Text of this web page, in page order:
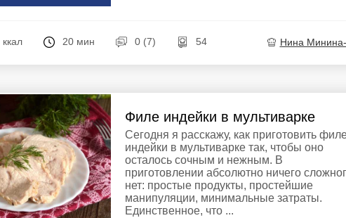
20 мин 0 (7) 54 Нина
Филе индейки в мультиварке
Сегодня я расскажу, как приготовить
индейки в мультиварке так, чтобы оно
осталось сочным и нежным. В
приготовлении абсолютно ничего
нет: простые продукты, простейшие
манипуляции, минимальные затраты.
Единственное, что ...